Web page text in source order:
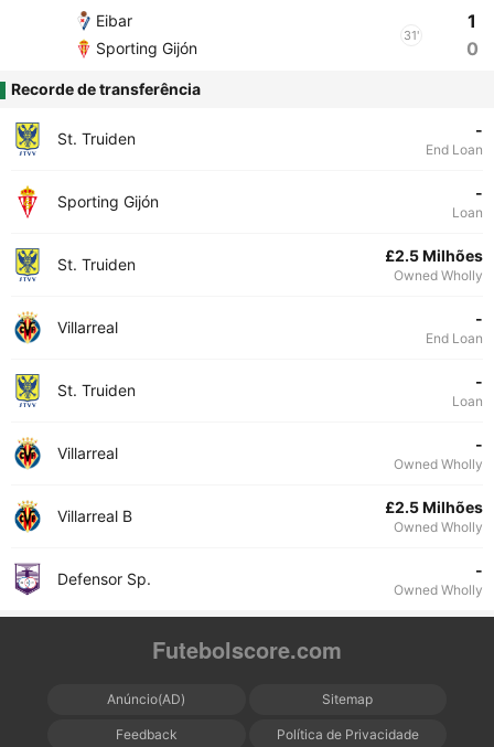
Eibar
Sporting Gijón
31'
1
0
Recorde de transferência
St. Truiden -
End Loan
Sporting Gijón -
Loan
St. Truiden £2.5 Milhões
Owned Wholly
Villarreal -
End Loan
St. Truiden -
Loan
Villarreal -
Owned Wholly
Villarreal B £2.5 Milhões
Owned Wholly
Defensor Sp. -
Owned Wholly
Futebolscore.com
Anúncio(AD) Sitemap
Feedback Política de Privacidade